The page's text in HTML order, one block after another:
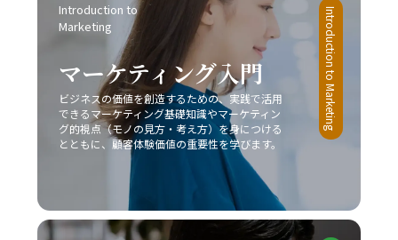
Introduction to
Marketing
マーケティング入門
ビジネスの価値を創造するための、実践で活用
できるマーケティング基礎知識やマーケティン
グ的視点（モノの見方・考え方）を身につける
とともに、顧客体験価値の重要性を学びます。
Introduction to Marketing